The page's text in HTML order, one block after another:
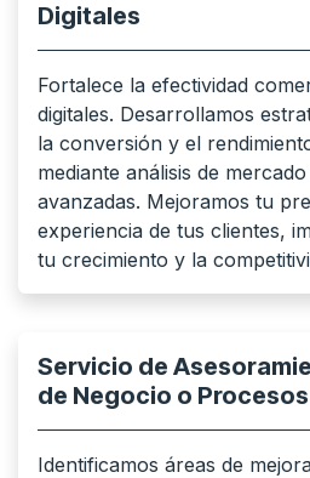
Digitales
Fortalece la efectividad
digitales. Desarrollamos
la conversión y el
mediante análisis de
avanzadas. Mejoramos tu
experiencia de tus clientes,
tu crecimiento y la
Servicio de
de Negocio o
Identificamos áreas de